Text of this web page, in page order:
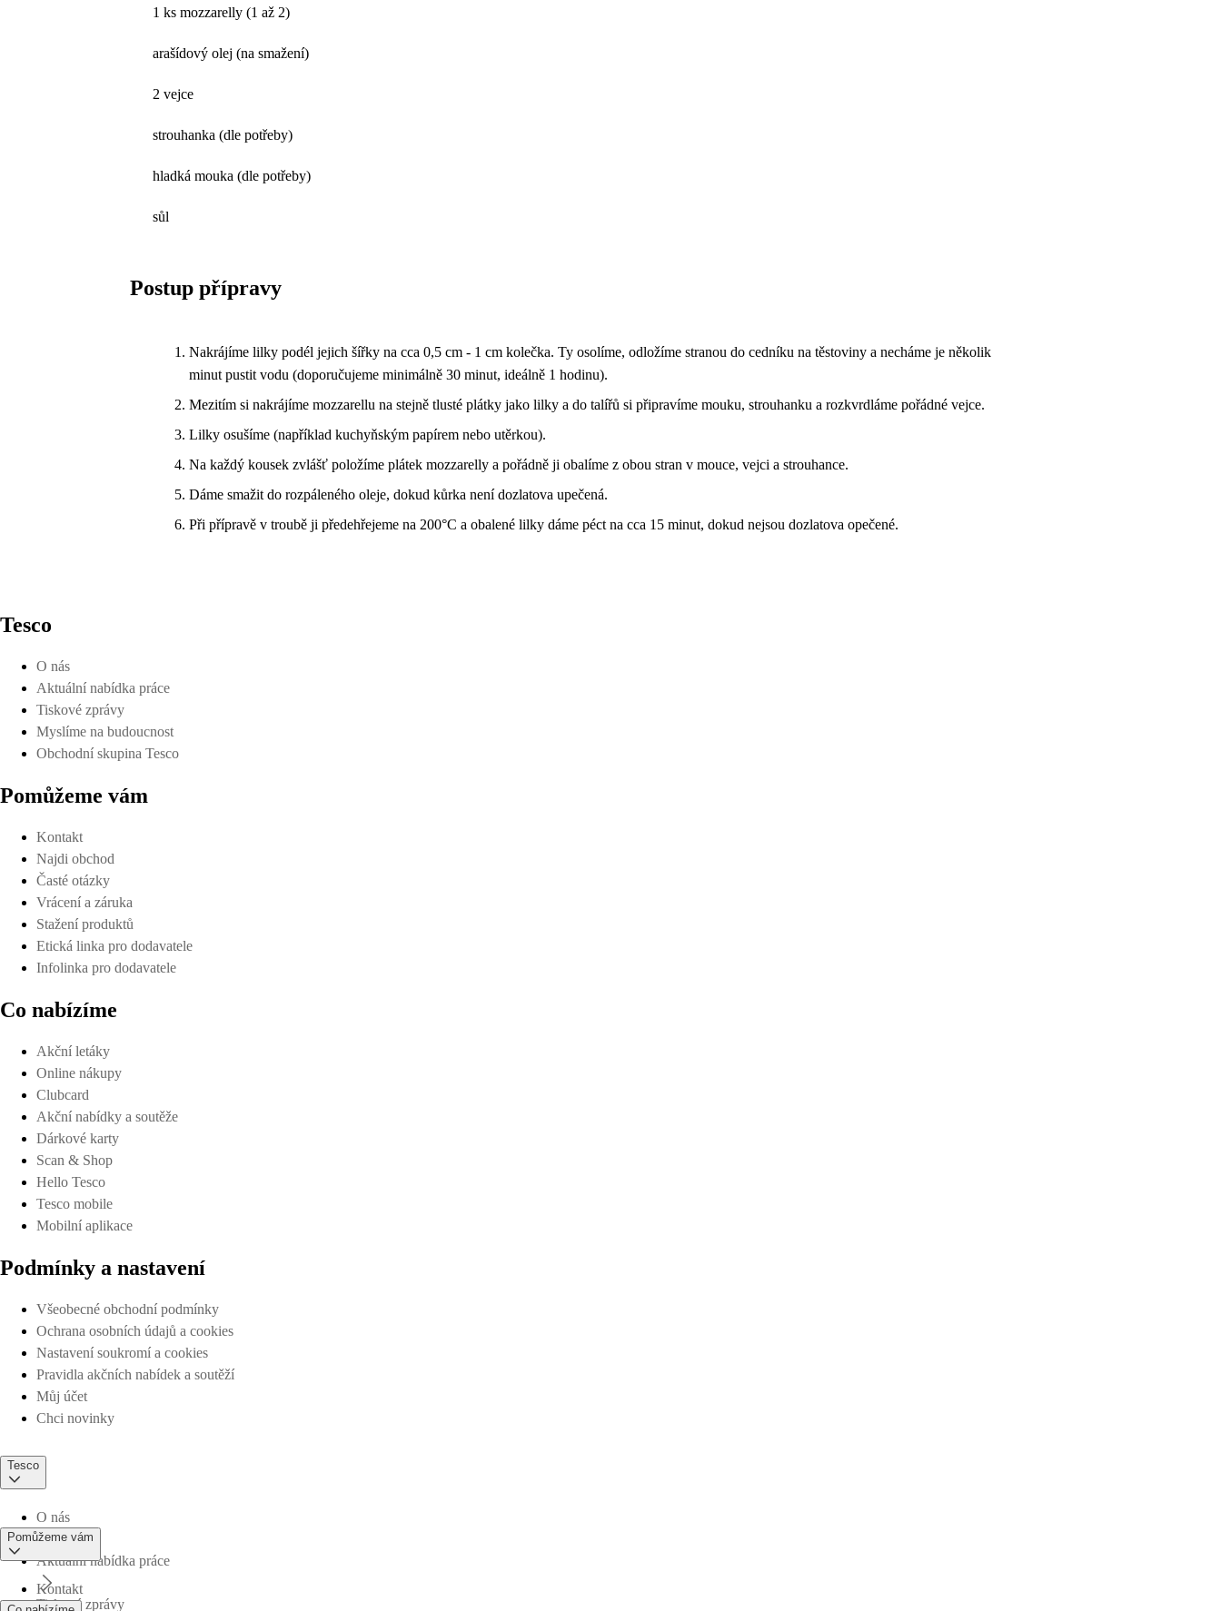
1 ks mozzarelly (1 až 2)
arašídový olej (na smažení)
2 vejce
strouhanka (dle potřeby)
hladká mouka (dle potřeby)
sůl
Postup přípravy
Nakrájíme lilky podél jejich šířky na cca 0,5 cm - 1 cm kolečka. Ty osolíme, odložíme stranou do cedníku na těstoviny a necháme je několik
minut pustit vodu (doporučujeme minimálně 30 minut, ideálně 1 hodinu).
Mezitím si nakrájíme mozzarellu na stejně tlusté plátky jako lilky a do talířů si připravíme mouku, strouhanku a rozkvrdláme pořádné vejce.
Lilky osušíme (například kuchyňským papírem nebo utěrkou).
Na každý kousek zvlášť položíme plátek mozzarelly a pořádně ji obalíme z obou stran v mouce, vejci a strouhance.
Dáme smažit do rozpáleného oleje, dokud kůrka není dozlatova upečená.
Při přípravě v troubě ji předehřejeme na 200°C a obalené lilky dáme péct na cca 15 minut, dokud nejsou dozlatova opečené.
Tesco
O nás
Aktuální nabídka práce
Tiskové zprávy
Myslíme na budoucnost
Obchodní skupina Tesco
Pomůžeme vám
Kontakt
Najdi obchod
Časté otázky
Vrácení a záruka
Stažení produktů
Etická linka pro dodavatele
Infolinka pro dodavatele
Co nabízíme
Akční letáky
Online nákupy
Clubcard
Akční nabídky a soutěže
Dárkové karty
Scan & Shop
Hello Tesco
Tesco mobile
Mobilní aplikace
Podmínky a nastavení
Všeobecné obchodní podmínky
Ochrana osobních údajů a cookies
Nastavení soukromí a cookies
Pravidla akčních nabídek a soutěží
Můj účet
Chci novinky
Tesco
O nás
Aktuální nabídka práce
Tiskové zprávy
Pomůžeme vám
Kontakt